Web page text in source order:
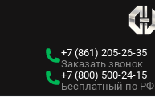
+7 (861) 205-26-35
Заказать звонок
+7 (800) 500-24-15
Бесплатный по РФ